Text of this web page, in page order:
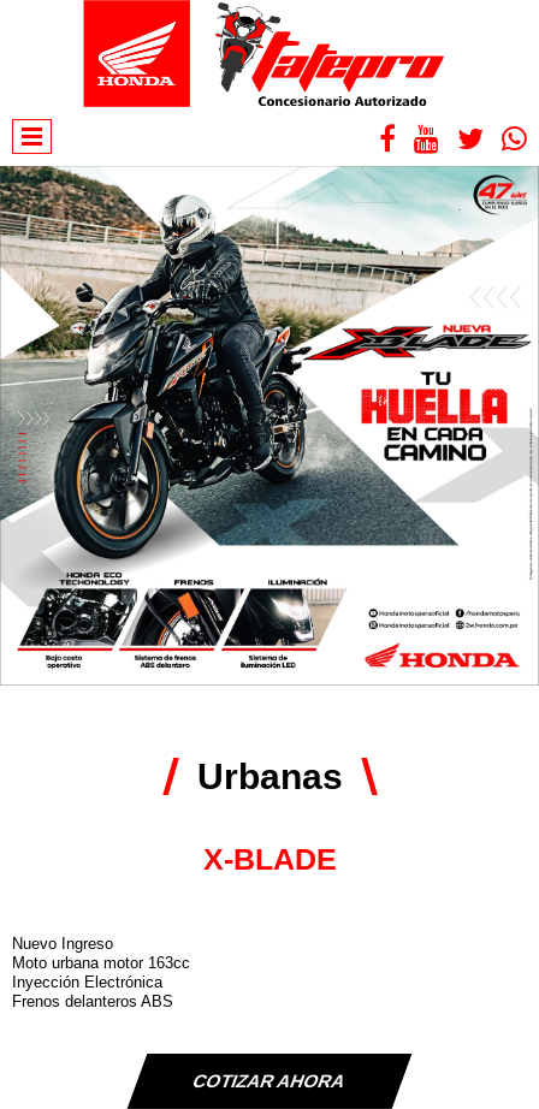
Urbanas
X-BLADE
Nuevo Ingreso
Moto urbana motor 163cc
Inyección Electrónica
Frenos delanteros ABS
COTIZAR AHORA